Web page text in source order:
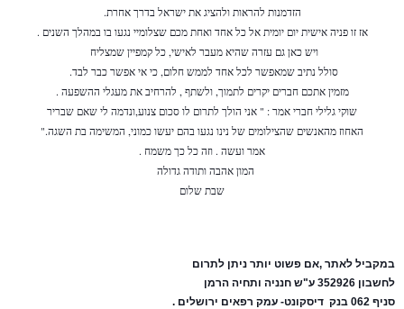
הזדמנות להראות ולהציג את ישראל בדרך אחרת.
אז זו פניה אישית יום יומית אל כל אחד ואחת מכם שצלומיי נגעו בו במהלך השנים .
ויש כאן גם עזרה שהיא מעבר לאישי, כל קמפיין שמצליח
סולל נתיב שמאפשר לכל אחד לממש חלום, כי אי אפשר כבר לבד.
מזמין אתכם חברים יקרים לתמוך, ולשתף , להרחיב את מעגלי ההשפעה .
שוקי גלילי חברי אמר : " אני הולך לתרום לו סכום צנוע,ונדמה לי שאם שבריר
האחוז מהאנשים שהצילומים של נינו נגעו בהם יעשו כמוני, המשימה בת השגה."
אמר ועשה . וזה כל כך משמח .
המון אהבה ותודה גדולה
שבת שלום
במקביל לאתר ,אם פשוט יותר ניתן לתרום
לחשבון 352926 ע"ש חנניה ותחיה הרמן
סניף 062 בנק דיסקונט- עמק רפאים ירושלים .